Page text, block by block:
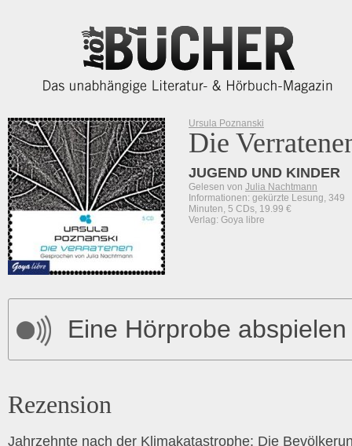
Ursula Poznanski
Die
JUGEND UND KINDER
Gelesen von Julia Nachtmann
Informationen: gekürzte Lesung, 349
Minuten, 5 CDs, 19.99 €
Verlag: Goya libre
Eine Hörprobe abspielen
Rezension
Jahrzehnte nach der Klimakatastrophe: Die